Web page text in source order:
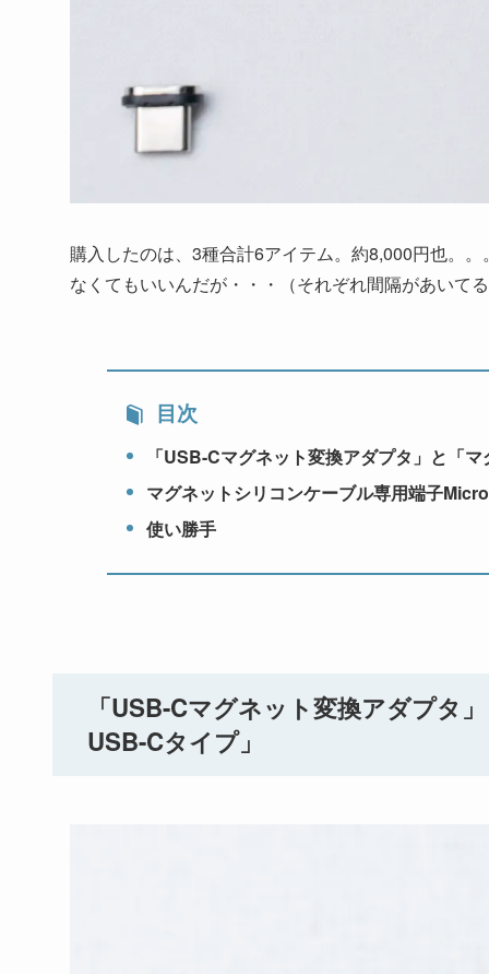
購入したのは、3種合計6アイテム。約8,000円也。
なくてもいいんだが・・・（それぞれ間隔があいて
目次
「USB-Cマグネット変換アダプタ」と「
マグネットシリコンケーブル専用端子
使い勝手
「USB-Cマグネット変換アダプタ
USB-Cタイプ」